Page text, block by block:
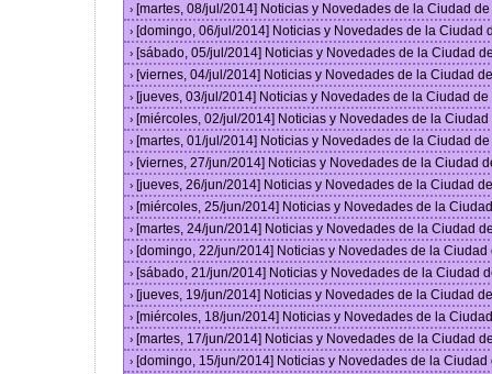
› [martes, 08/jul/2014] Noticias y Novedades de la Ciudad
› [domingo, 06/jul/2014] Noticias y Novedades de la Ciudad
› [sábado, 05/jul/2014] Noticias y Novedades de la Ciudad
› [viernes, 04/jul/2014] Noticias y Novedades de la Ciudad
› [jueves, 03/jul/2014] Noticias y Novedades de la Ciudad
› [miércoles, 02/jul/2014] Noticias y Novedades de la
› [martes, 01/jul/2014] Noticias y Novedades de la Ciudad
› [viernes, 27/jun/2014] Noticias y Novedades de la Ciudad
› [jueves, 26/jun/2014] Noticias y Novedades de la Ciudad
› [miércoles, 25/jun/2014] Noticias y Novedades de la
› [martes, 24/jun/2014] Noticias y Novedades de la Ciudad
› [domingo, 22/jun/2014] Noticias y Novedades de la
› [sábado, 21/jun/2014] Noticias y Novedades de la Ciudad
› [jueves, 19/jun/2014] Noticias y Novedades de la Ciudad
› [miércoles, 18/jun/2014] Noticias y Novedades de la
› [martes, 17/jun/2014] Noticias y Novedades de la Ciudad
› [domingo, 15/jun/2014] Noticias y Novedades de la